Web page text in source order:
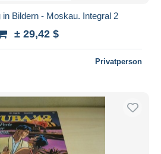
in Bildern - Moskau. Integral 2
± 29,42 $
Privatperson